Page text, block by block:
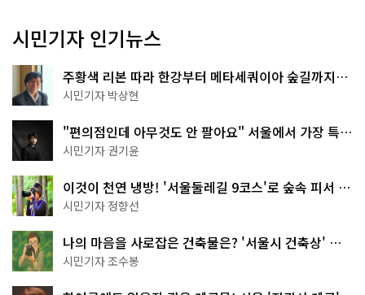
시민기자 인기뉴스
주황색 리본 따라 한강부터 메타세쿼이아 숲길까지…
서울둘레길 15코스
시민기자 박상현
"편의점인데 아무것도 안 팔아요" 서울에서 가장 특별
한 편의점의 정체
시민기자 권기윤
이것이 천연 냉방! '서울둘레길 9코스'로 숲속 피서 떠
나볼까
시민기자 정향선
나의 마음을 사로잡은 건축물은? '서울시 건축상' 수
상작 공개!
시민기자 조수봉